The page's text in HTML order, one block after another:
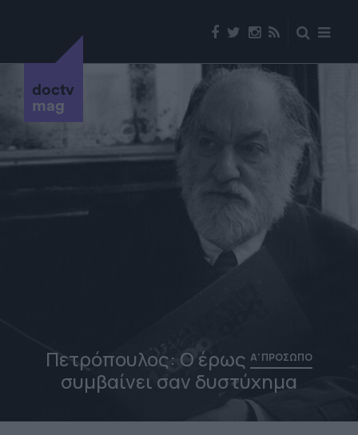
doctv
mag
Πετρόπουλος: Ο έρως Α' ΠΡΟΣΩΠΟ
συμβαίνει σαν δυστύχημα